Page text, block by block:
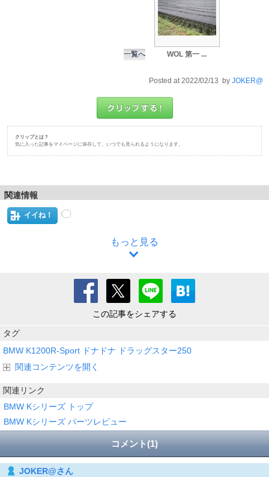
一覧へ WOL 第一 ...
Posted at 2022/02/13 by JOKER@
クリップとは？
気に入った記事をマイページに保存して、いつでも見られるようになります。
関連情報
イイね！
もっと見る
この記事をシェアする
タグ
BMW K1200R-Sport ドナドナ
ドラッグスター250
関連コンテンツを開く
関連リンク
BMW Kシリーズ トップ
BMW Kシリーズ パーツレビュー
コメント(1)
JOKER@さん